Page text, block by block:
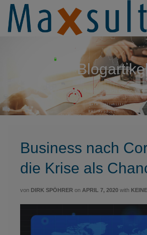
Blogartikel / Business nach Corona –
Business nach
die Krise als
von DIRK SPÖHRER on APRIL 7, 2020 with